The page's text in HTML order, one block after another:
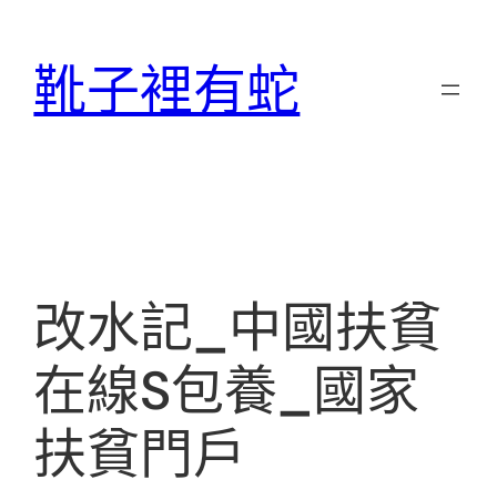
靴子裡有蛇
改水記_中國扶貧
在線S包養_國家
扶貧門戶